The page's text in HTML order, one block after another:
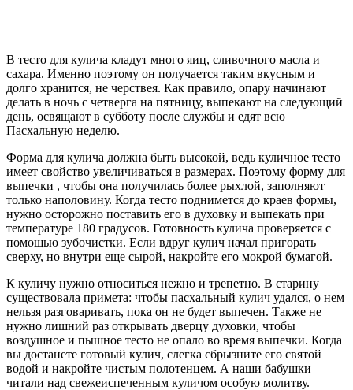
В тесто для кулича кладут много яиц, сливочного масла и
сахара. Именно поэтому он получается таким вкусным и
долго хранится, не черствея. Как правило, опару начинают
делать в ночь с четверга на пятницу, выпекают на следующий
день, освящают в субботу после службы и едят всю
Пасхальную неделю.
Форма для кулича должна быть высокой, ведь куличное тесто
имеет свойство увеличиваться в размерах. Поэтому форму для
выпечки , чтобы она получилась более рыхлой, заполняют
только наполовину. Когда тесто поднимется до краев формы,
нужно осторожно поставить его в духовку и выпекать при
температуре 180 градусов. Готовность кулича проверяется с
помощью зубочистки. Если вдруг кулич начал пригорать
сверху, но внутри еще сырой, накройте его мокрой бумагой.
К куличу нужно относиться нежно и трепетно. В старину
существовала примета: чтобы пасхальный кулич удался, о нем
нельзя разговаривать, пока он не будет выпечен. Также не
нужно лишний раз открывать дверцу духовки, чтобы
воздушное и пышное тесто не опало во время выпечки. Когда
вы достанете готовый кулич, слегка сбрызните его святой
водой и накройте чистым полотенцем. А наши бабушки
читали над свежеиспеченным куличом особую молитву.